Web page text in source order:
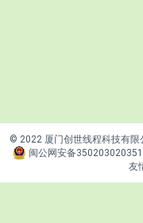
© 2022 厦门创世线程科技有限
闽公网安备
友